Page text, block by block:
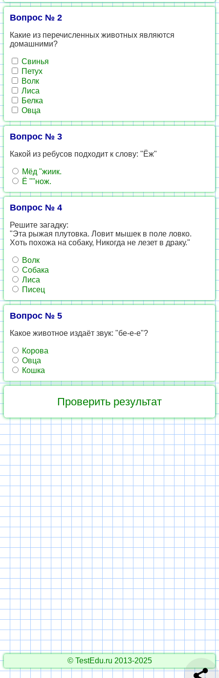
Вопрос № 2
Какие из перечисленных животных являются
домашними?
Свинья
Петух
Волк
Лиса
Белка
Овца
Вопрос № 3
Какой из ребусов подходит к слову: "Ёж"
Мёд "жиик.
Ё ""нож.
Вопрос № 4
Решите загадку:
"Эта рыжая плутовка. Ловит мышек в поле ловко.
Хоть похожа на собаку, Никогда не лезет в драку."
Волк
Собака
Лиса
Писец
Вопрос № 5
Какое животное издаёт звук: "бе-е-е"?
Корова
Овца
Кошка
© TestEdu.ru 2013-2025